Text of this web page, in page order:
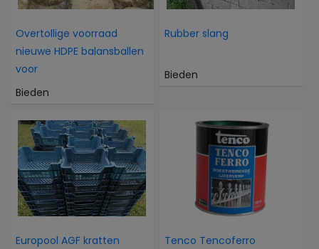
Overtollige voorraad
nieuwe HDPE balansballen
voor
Bieden
Rubber slang
Bieden
Europool AGF kratten
Tenco Tencoferro